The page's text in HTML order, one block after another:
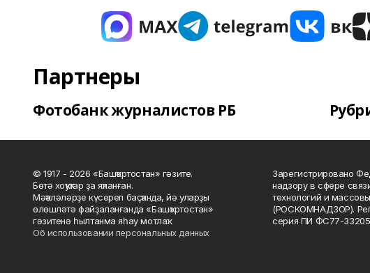
Партнеры
Фотобанк журналистов РБ
© 1917 - 2026 «Башҡортостан» гәзите.
Бөтә хоҡуҡтар ҙа яҡланған.
Мәҡәләләрҙе күсереп баҫҡанда, йә уларҙы
өлөшләтә файҙаланғанда «Башҡортостан»
гәзитенә һылтанма яһау мотлаҡ.
Об использовании персональных данных
Зарегистрировано
надзору в сфере
технологий и
(РОСКОМНАДЗОР).
серия ПИ ФС77-33205